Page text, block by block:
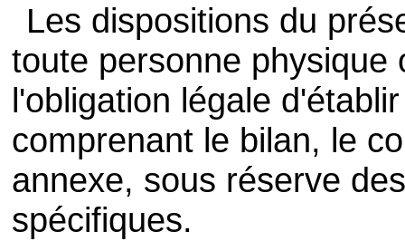
Les dispositions du
toute personne physique
l'obligation légale
comprenant le bilan, le
annexe, sous réserve
spécifiques.